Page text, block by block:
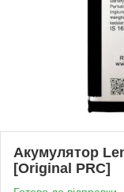
Акумулятор
[Original PRC]